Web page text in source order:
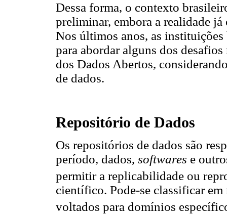
Dessa forma, o contexto
preliminar, embora a realidade
Nos últimos anos, as
para abordar alguns dos
dos Dados Abertos,
de dados.
Repositório de Dados
Os repositórios de dados são
período, dados, softwares e
permitir a replicabilidade ou
científico. Pode-se classificar
voltados para domínios